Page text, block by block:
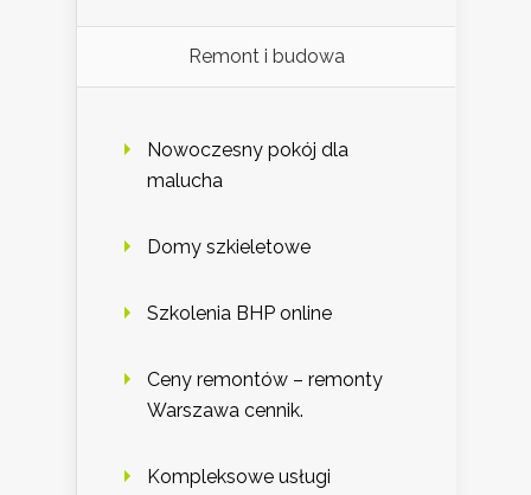
Remont i budowa
Nowoczesny pokój dla
malucha
Domy szkieletowe
Szkolenia BHP online
Ceny remontów – remonty
Warszawa cennik.
Kompleksowe usługi